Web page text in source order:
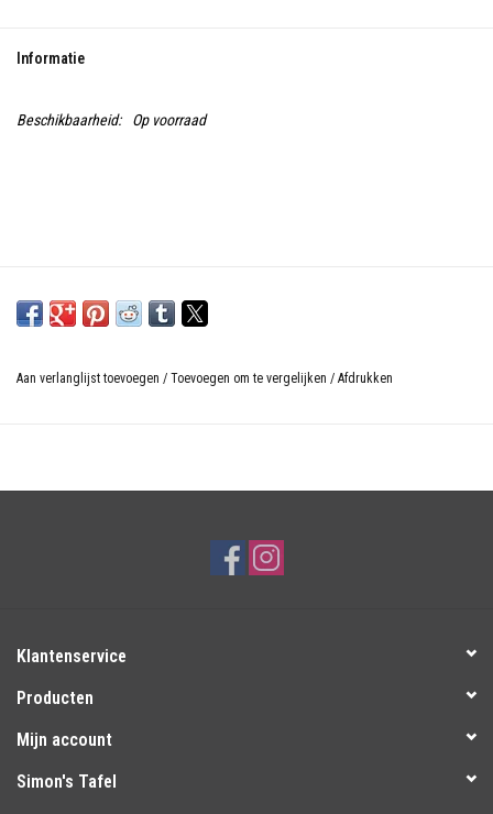
Informatie
Beschikbaarheid: Op voorraad
Aan verlanglijst toevoegen / Toevoegen om te vergelijken / Afdrukken
Klantenservice
Producten
Mijn account
Simon's Tafel